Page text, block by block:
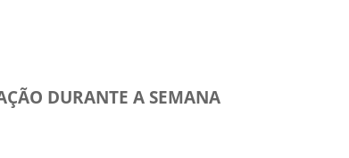
DURANTE A SEMANA